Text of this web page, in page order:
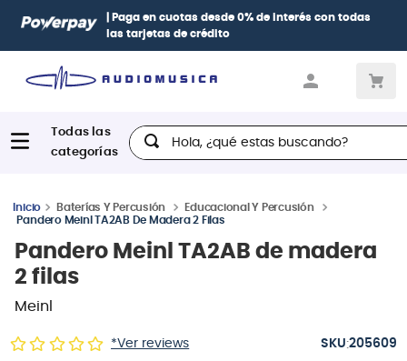
| Paga en cuotas desde 0% de interés con todas
las tarjetas de crédito
Hola, ¿qué estas buscando?
Baterías Y Percusión
Educacional Y Percusión
Pandero Meinl TA2AB De Madera 2 Filas
Pandero Meinl TA2AB de madera
2 filas
Meinl
*Ver reviews :205609